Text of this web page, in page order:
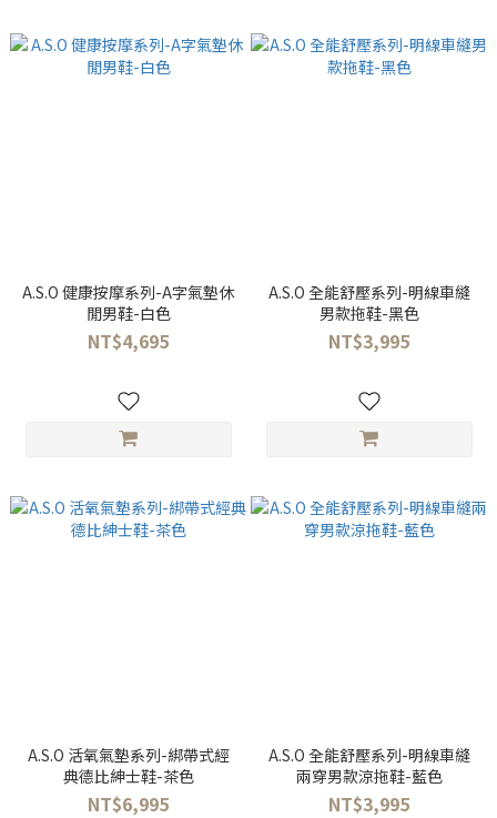
A.S.O 健康按摩系列-A字氣墊休
閒男鞋-白色
NT$4,695
A.S.O 全能舒壓系列-明線車縫
男款拖鞋-黑色
NT$3,995
A.S.O 活氧氣墊系列-綁帶式經
典德比紳士鞋-茶色
NT$6,995
A.S.O 全能舒壓系列-明線車縫
兩穿男款涼拖鞋-藍色
NT$3,995